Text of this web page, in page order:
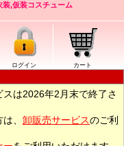
,仮装コスチューム
ログイン カート
は2026年2月末で終了さ
、 卸販売サービスのご利